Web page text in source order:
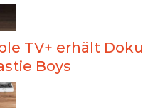
TV+ erhält
Boys